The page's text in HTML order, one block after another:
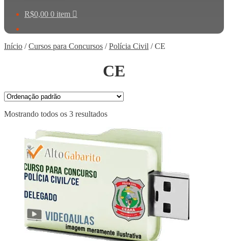
R$0,00 0 item
Início /Cursos para Concursos /Polícia Civil /CE
CE
Mostrando todos os 3 resultados